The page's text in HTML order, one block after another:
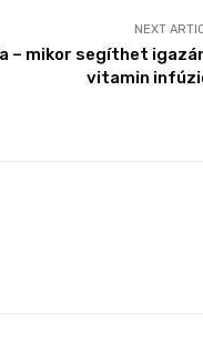
NEXT
– mikor segíthet
vitamin